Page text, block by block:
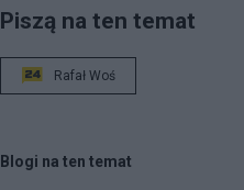
Piszą na ten temat
Rafał Woś
Blogi na ten temat